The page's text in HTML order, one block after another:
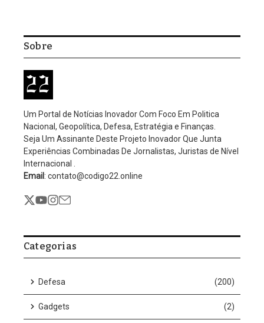
Sobre
Um Portal de Notícias Inovador Com Foco Em Politica
Nacional, Geopolítica, Defesa, Estratégia e Finanças.
Seja Um Assinante Deste Projeto Inovador Que Junta
Experiências Combinadas De Jornalistas, Juristas de Nível
Internacional .
Email : contato@codigo22.online
Categorias
Defesa (200)
Gadgets (2)